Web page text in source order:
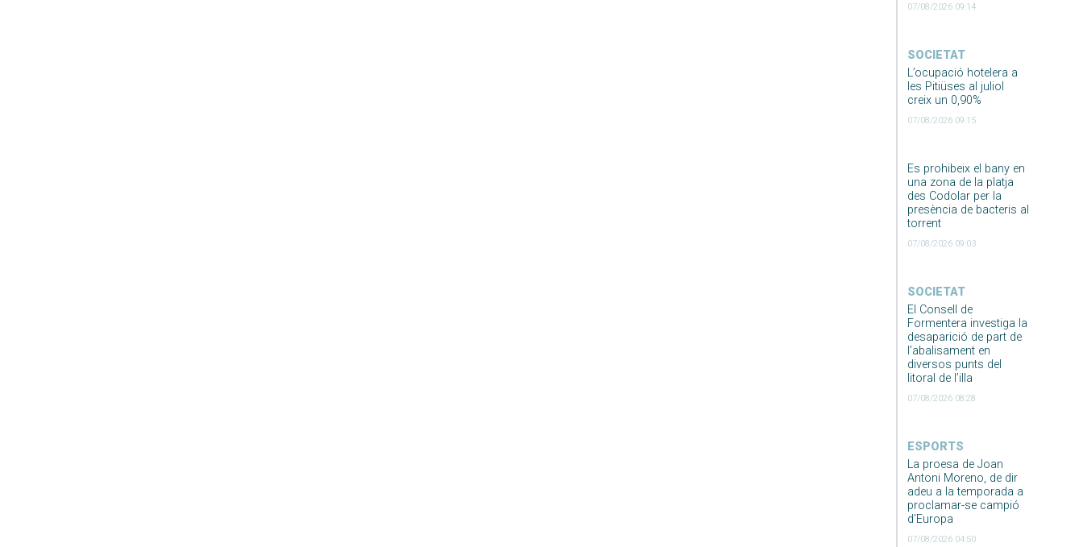
07/08/2026 09:14
SOCIETAT
L’ocupació hotelera a
les Pitiüses al juliol
creix un 0,90%
07/08/2026 09:15
Es prohibeix el bany en
una zona de la platja
des Codolar per la
presència de bacteris al
torrent
07/08/2026 09:03
SOCIETAT
El Consell de
Formentera investiga la
desaparició de part de
l’abalisament en
diversos punts del
litoral de l’illa
07/08/2026 08:28
ESPORTS
La proesa de Joan
Antoni Moreno, de dir
adeu a la temporada a
proclamar-se campió
d’Europa
07/08/2026 04:50